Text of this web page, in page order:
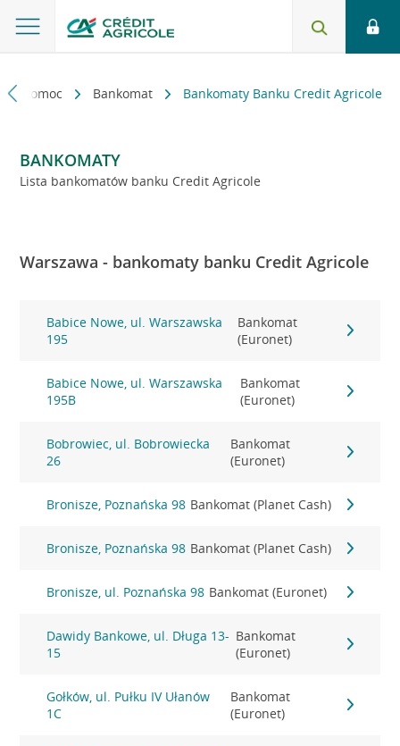
i pomoc Bankomat Bankomaty Banku Credit Agricole
BANKOMATY
Lista bankomatów banku Credit Agricole
Warszawa - bankomaty banku Credit Agricole
Babice Nowe, ul. Warszawska
195
Bankomat
(Euronet)
Babice Nowe, ul. Warszawska
195B
Bankomat
(Euronet)
Bobrowiec, ul. Bobrowiecka
26
Bankomat
(Euronet)
Bronisze, Poznańska 98 Bankomat (Planet Cash)
Bronisze, Poznańska 98 Bankomat (Planet Cash)
Bronisze, ul. Poznańska 98 Bankomat (Euronet)
Dawidy Bankowe, ul. Długa 13-
15
Bankomat
(Euronet)
Gołków, ul. Pułku IV Ułanów
1C
Bankomat
(Euronet)